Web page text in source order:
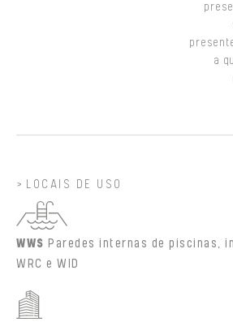
a
LOCAIS DE USO
WWS Paredes internas de piscinas,
WRC e WID